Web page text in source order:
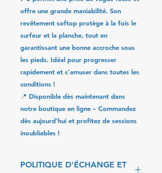
offre une grande maniabilité. Son
revêtement softop protège à la fois le
surfeur et la planche, tout en
garantissant une bonne accroche sous
les pieds. Idéal pour progresser
rapidement et s’amuser dans toutes les
conditions !
📍 Disponible dès maintenant dans
notre boutique en ligne – Commandez
dès aujourd’hui et profitez de sessions
inoubliables !
POLITIQUE D'ÉCHANGE ET